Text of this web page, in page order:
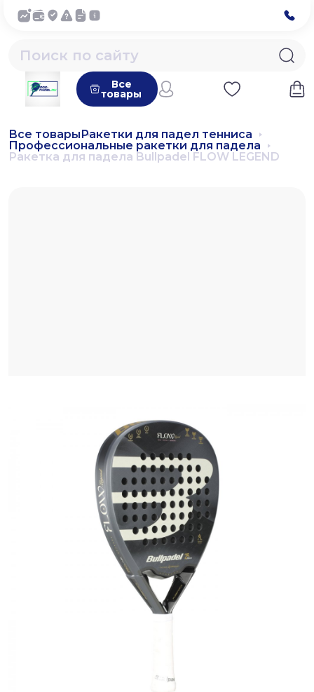
Все
товары
Все товарыРакетки для падел тенниса
Профессиональные ракетки для падела
Ракетка для падела Bullpadel FLOW LEGEND